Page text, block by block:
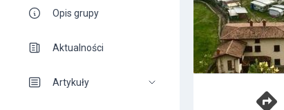
Opis grupy
Aktualności
Artykuły